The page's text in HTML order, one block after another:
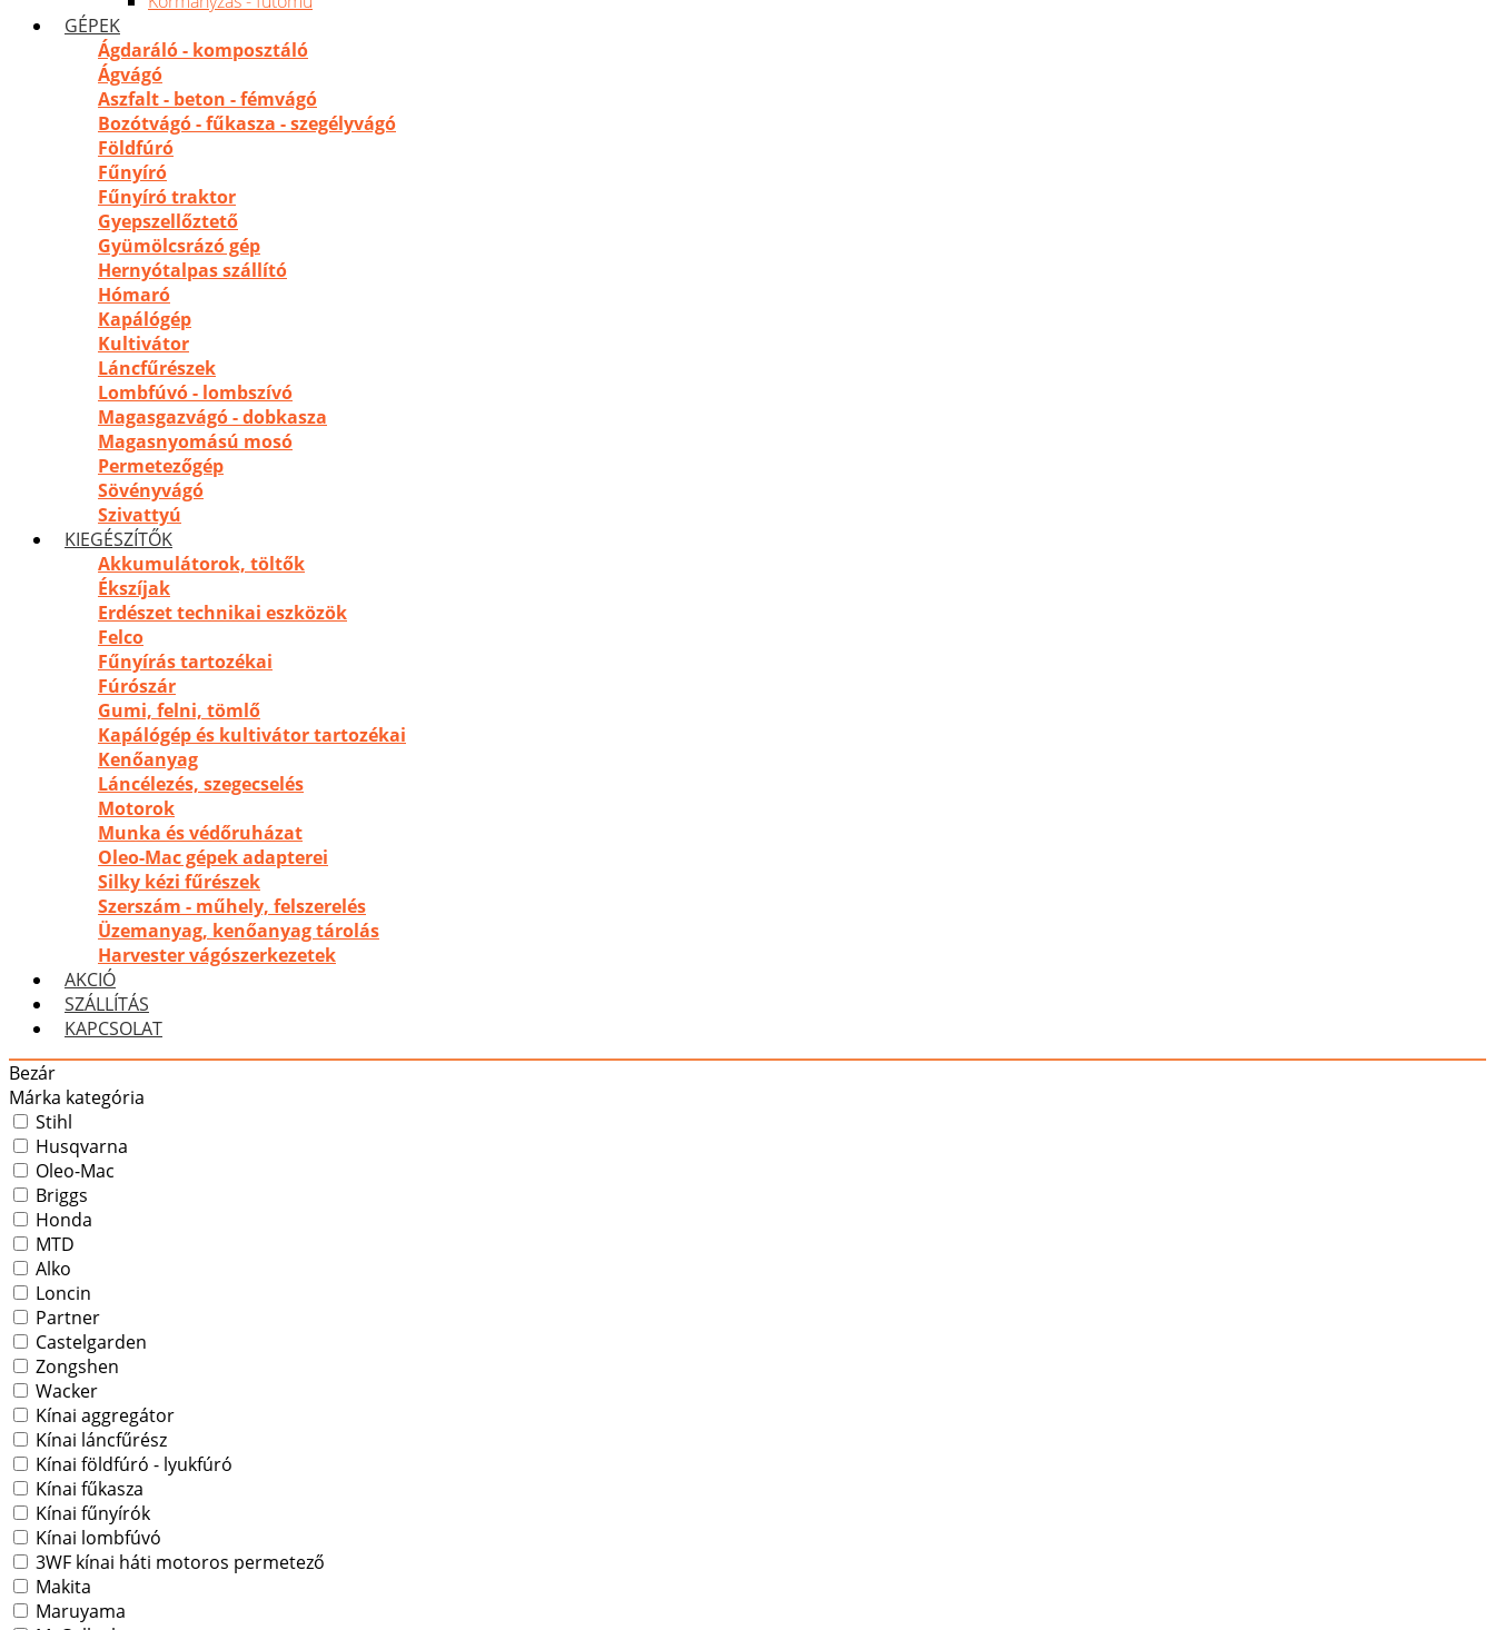
GÉPEK
Ágdaráló - komposztáló
Ágvágó
Aszfalt - beton - fémvágó
Bozótvágó - fűkasza - szegélyvágó
Földfúró
Fűnyíró
Fűnyíró traktor
Gyepszellőztető
Gyümölcsrázó gép
Hernyótalpas szállító
Hómaró
Kapálógép
Kultivátor
Láncfűrészek
Lombfúvó - lombszívó
Magasgazvágó - dobkasza
Magasnyomású mosó
Permetezőgép
Sövényvágó
Szivattyú
KIEGÉSZÍTŐK
Akkumulátorok, töltők
Ékszíjak
Erdészet technikai eszközök
Felco
Fűnyírás tartozékai
Fúrószár
Gumi, felni, tömlő
Kapálógép és kultivátor tartozékai
Kenőanyag
Láncélezés, szegecselés
Motorok
Munka és védőruházat
Oleo-Mac gépek adapterei
Silky kézi fűrészek
Szerszám - műhely, felszerelés
Üzemanyag, kenőanyag tárolás
Harvester vágószerkezetek
AKCIÓ
SZÁLLÍTÁS
KAPCSOLAT
Bezár
Márka kategória
Stihl
Husqvarna
Oleo-Mac
Briggs
Honda
MTD
Alko
Loncin
Partner
Castelgarden
Zongshen
Wacker
Kínai aggregátor
Kínai láncfűrész
Kínai földfúró - lyukfúró
Kínai fűkasza
Kínai fűnyírók
Kínai lombfúvó
3WF kínai háti motoros permetező
Makita
Maruyama